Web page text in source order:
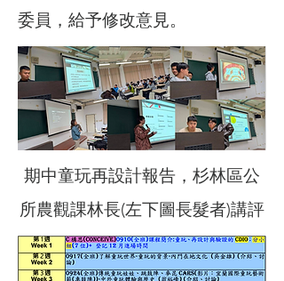
委員，給予修改意見。
期中童玩再設計報告，杉林區公
所農觀課林長(左下圖長髮者)講評